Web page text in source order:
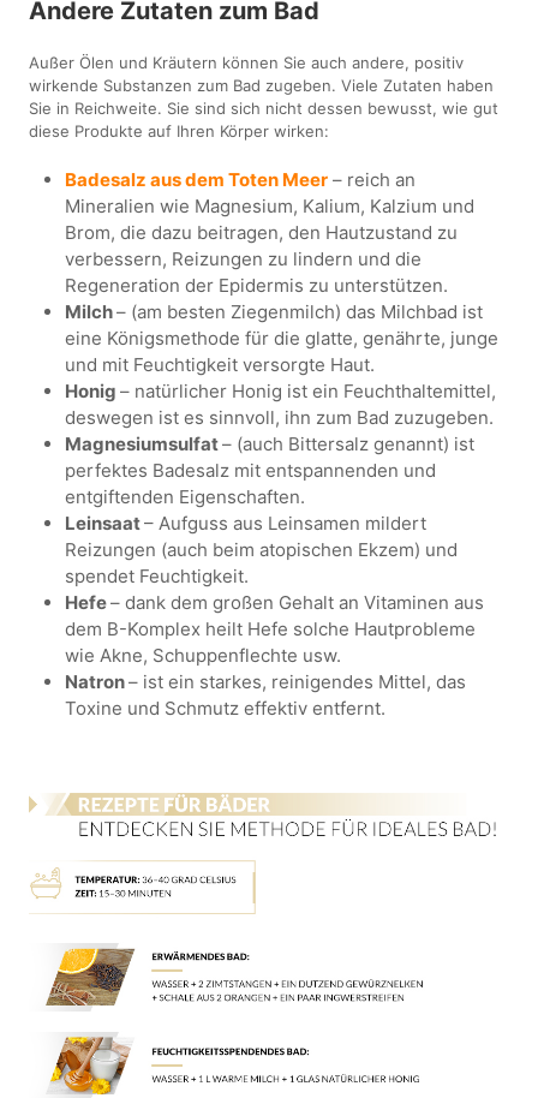
Andere Zutaten zum Bad
Außer Ölen und Kräutern können Sie auch andere, positiv
wirkende Substanzen zum Bad zugeben. Viele Zutaten haben
Sie in Reichweite. Sie sind sich nicht dessen bewusst, wie gut
diese Produkte auf Ihren Körper wirken:
Badesalz aus dem Toten Meer – reich an
Mineralien wie Magnesium, Kalium, Kalzium und
Brom, die dazu beitragen, den Hautzustand zu
verbessern, Reizungen zu lindern und die
Regeneration der Epidermis zu unterstützen.
Milch– (am besten Ziegenmilch) das Milchbad ist
eine Königsmethode für die glatte, genährte, junge
und mit Feuchtigkeit versorgte Haut.
Honig– natürlicher Honig ist ein Feuchthaltemittel,
deswegen ist es sinnvoll, ihn zum Bad zuzugeben.
Magnesiumsulfat– (auch Bittersalz genannt) ist
perfektes Badesalz mit entspannenden und
entgiftenden Eigenschaften.
Leinsaat– Aufguss aus Leinsamen mildert
Reizungen (auch beim atopischen Ekzem) und
spendet Feuchtigkeit.
Hefe– dank dem großen Gehalt an Vitaminen aus
dem B-Komplex heilt Hefe solche Hautprobleme
wie Akne, Schuppenflechte usw.
Natron– ist ein starkes, reinigendes Mittel, das
Toxine und Schmutz effektiv entfernt.